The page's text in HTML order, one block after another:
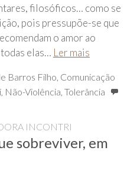
filosóficos… como se
pois pressupõe-se que
o amor ao
elas… Ler mais
Barros Filho, Comunicação
, Não-Violência, Tolerância
INCONTRI
sobreviver, em